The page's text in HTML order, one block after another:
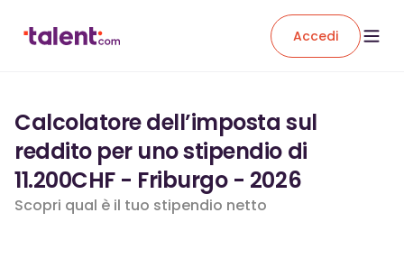
Accedi
Calcolatore dell’imposta sul
reddito per uno stipendio di
11.200CHF - Friburgo - 2026
Scopri qual è il tuo stipendio netto